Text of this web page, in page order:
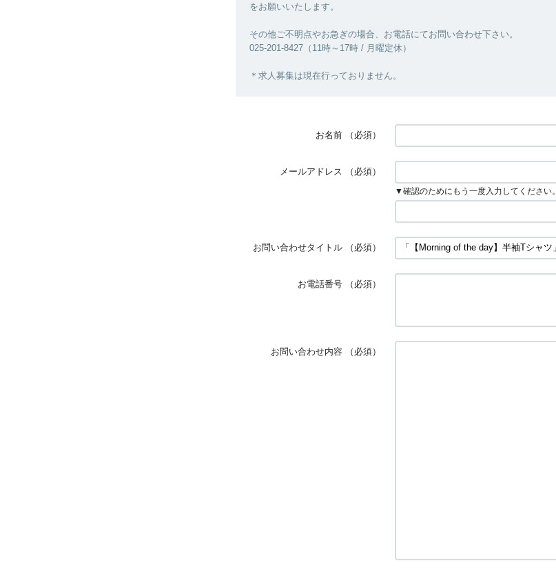
をお願いいたします。
その他ご不明点やお急ぎの場合、お電話にてお問い合わせ下さい。
025-201-8427（11時～17時 / 月曜定休）
＊求人募集は現在行っておりません。
お名前 （必須）
メールアドレス （必須）
▼確認のためにもう一度入力してください。
お問い合わせタイトル （必須）
お電話番号 （必須）
お問い合わせ内容 （必須）